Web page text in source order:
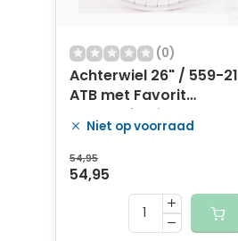
(0)
Achterwiel 26" / 559-21
ATB met Favorit
remnaaf - zilver
Niet op voorraad
54,95
54,95